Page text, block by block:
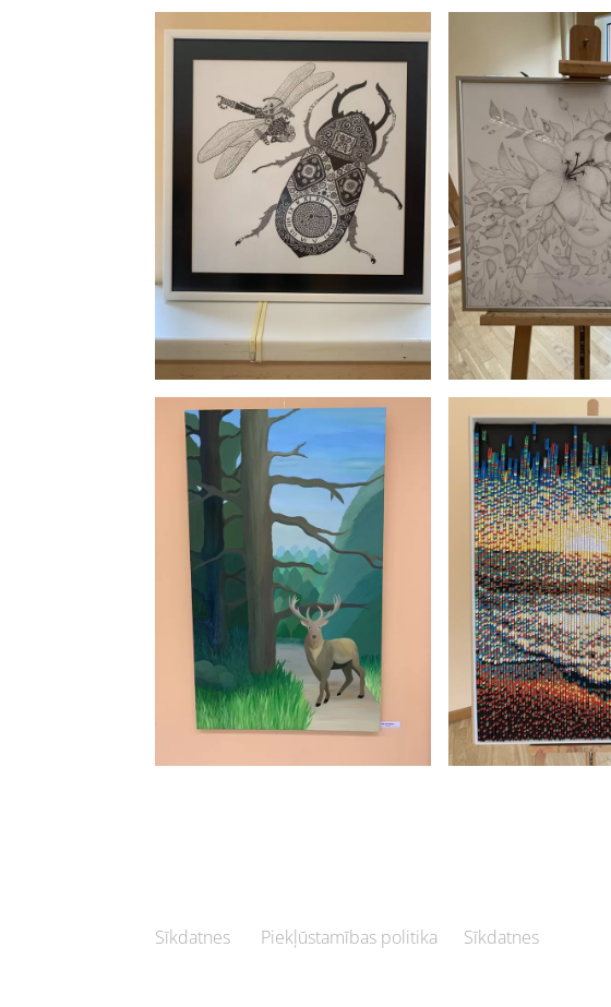
Sīkdatnes Piekļūstamības politika Sīkdatnes